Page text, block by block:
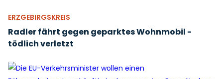
ERZGEBIRGSKREIS
Radler fährt gegen geparktes Wohnmobil -
tödlich verletzt